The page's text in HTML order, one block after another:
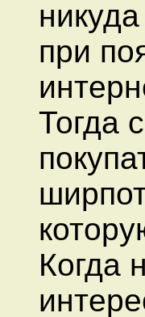
при
Тогда
Когда